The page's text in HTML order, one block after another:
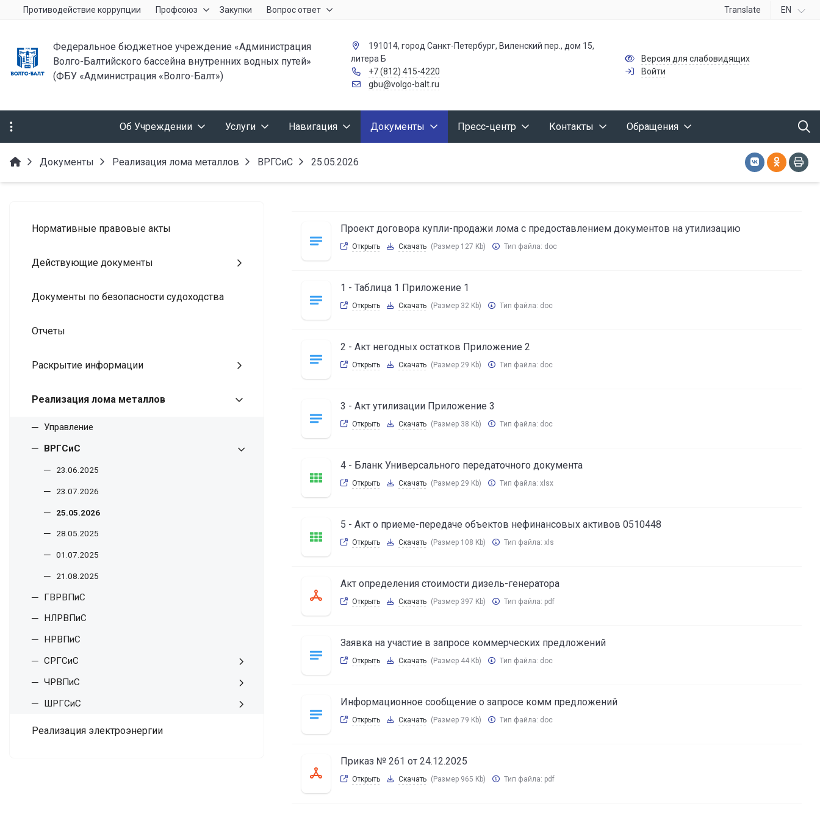
Противодействие коррупции Профсоюз Закупки Вопрос ответ Translate EN
Федеральное бюджетное учреждение «Администрация
Волго-Балтийского бассейна внутренних водных путей»
(ФБУ «Администрация «Волго-Балт»)
191014, город Санкт-Петербург, Виленский пер., дом 15,
литера Б
+7 (812) 415-4220
gbu@volgo-balt.ru
Версия для слабовидящих
Войти
Об Учреждении Услуги Навигация Документы Пресс-центр Контакты Обращения
Документы Реализация лома металлов ВРГСиС 25.05.2026
Нормативные правовые акты
Действующие документы
Документы по безопасности судоходства
Отчеты
Раскрытие информации
Реализация лома металлов
Управление
ВРГСиС
23.06.2025
23.07.2026
25.05.2026
28.05.2025
01.07.2025
21.08.2025
ГВРВПиС
НЛРВПиС
НРВПиС
СРГСиС
ЧРВПиС
ШРГСиС
Реализация электроэнергии
Проект договора купли-продажи лома с предоставлением документов на утилизацию
Открыть Скачать (Размер 127 Kb) Тип файла: doc
1 - Таблица 1 Приложение 1
Открыть Скачать (Размер 32 Kb) Тип файла: doc
2 - Акт негодных остатков Приложение 2
Открыть Скачать (Размер 29 Kb) Тип файла: doc
3 - Акт утилизации Приложение 3
Открыть Скачать (Размер 38 Kb) Тип файла: doc
4 - Бланк Универсального передаточного документа
Открыть Скачать (Размер 29 Kb) Тип файла: xlsx
5 - Акт о приеме-передаче объектов нефинансовых активов 0510448
Открыть Скачать (Размер 108 Kb) Тип файла: xls
Акт определения стоимости дизель-генератора
Открыть Скачать (Размер 397 Kb) Тип файла: pdf
Заявка на участие в запросе коммерческих предложений
Открыть Скачать (Размер 44 Kb) Тип файла: doc
Информационное сообщение о запросе комм предложений
Открыть Скачать (Размер 79 Kb) Тип файла: doc
Приказ № 261 от 24.12.2025
Открыть Скачать (Размер 965 Kb) Тип файла: pdf